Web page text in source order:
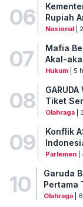
06
Rupiah
Nasional|
07
Mafia
Akal-
Hukum| 5
08
Tiket
Olahraga|
09
Konflik
Parlemen|
10
Garuda
Pertama
Olahraga| 6